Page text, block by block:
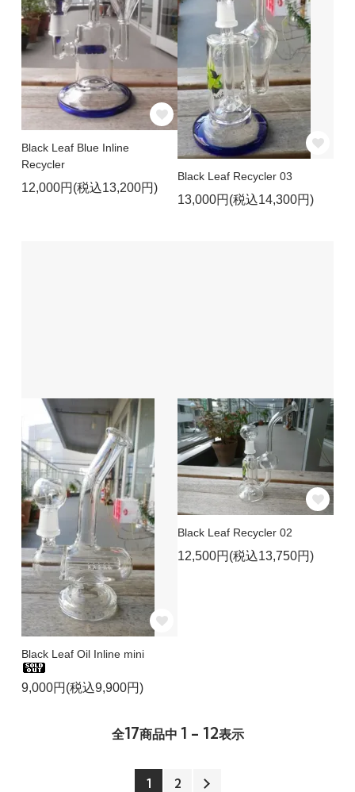
Black Leaf Blue Inline
Recycler
12,000円(税込13,200円)
Black Leaf Recycler 03
13,000円(税込14,300円)
Black Leaf Oil Inline mini
9,000円(税込9,900円)
Black Leaf Recycler 02
12,500円(税込13,750円)
全17商品中 1 - 12表示
1 2